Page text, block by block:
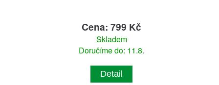
Cena: 799 Kč
Skladem
Doručíme do: 11.8.
Detail